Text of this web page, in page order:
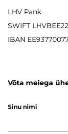
LHV Pank
SWIFT LHVBEE22
IBAN
Võta meiega
Sinu nimi